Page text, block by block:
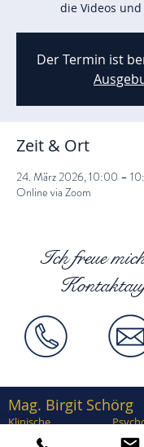
die Videos
Der Termin ist
Zeit & Ort
24. März 2026, 10:00 –
Online via Zoom
Ich freue
Mag. Birgit Schörg
Klinische
Gesundheitspsychologin